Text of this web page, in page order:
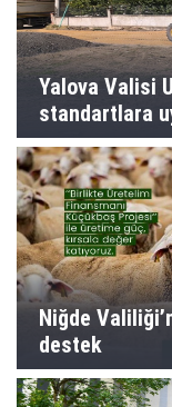
Yalova Valisi
standartlara
Niğde
destek